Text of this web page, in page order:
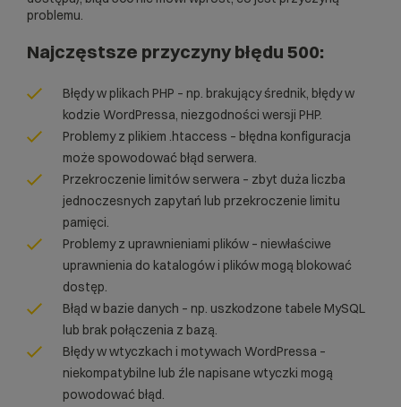
problemu.
Najczęstsze przyczyny błędu 500:
Błędy w plikach PHP – np. brakujący średnik, błędy w
kodzie WordPressa, niezgodności wersji PHP.
Problemy z plikiem .htaccess – błędna konfiguracja
może spowodować błąd serwera.
Przekroczenie limitów serwera – zbyt duża liczba
jednoczesnych zapytań lub przekroczenie limitu
pamięci.
Problemy z uprawnieniami plików – niewłaściwe
uprawnienia do katalogów i plików mogą blokować
dostęp.
Błąd w bazie danych – np. uszkodzone tabele MySQL
lub brak połączenia z bazą.
Błędy w wtyczkach i motywach WordPressa –
niekompatybilne lub źle napisane wtyczki mogą
powodować błąd.